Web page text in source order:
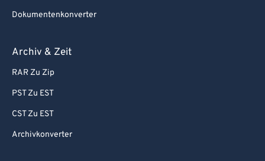
Dokumentenkonverter
Archiv & Zeit
RAR Zu Zip
PST Zu EST
CST Zu EST
Archivkonverter